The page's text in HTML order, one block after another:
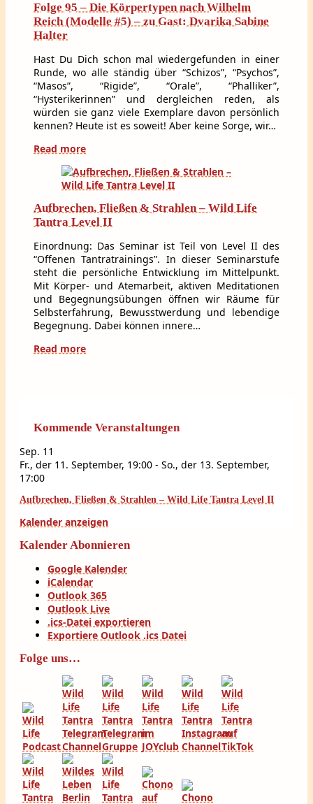
Folge 95 – Die Körpertypen nach Wilhelm
Reich (Modelle #5) – zu Gast: Dvarika Sabine
Halter
Hast Du Dich schon mal wiedergefunden in einer
Runde, wo alle ständig über “Schizos”, “Psychos”,
“Masos”, “Rigide”, “Orale”, “Phalliker”,
“Hysterikerinnen” und dergleichen reden, als
würden sie ganz viele Exemplare davon persönlich
kennen? Heute ist es soweit! Aber keine Sorge, wir…
Read more
Aufbrechen, Fließen & Strahlen – Wild Life
Tantra Level II
Einordnung: Das Seminar ist Teil von Level II des
“Offenen Tantratrainings”. In dieser Seminarstufe
steht die persönliche Entwicklung im Mittelpunkt.
Mit Körper- und Atemarbeit, aktiven Meditationen
und Begegnungsübungen öffnen wir Räume für
Selbsterfahrung, Bewusstwerdung und lebendige
Begegnung. Dabei können innere…
Read more
Kommende Veranstaltungen
Sep. 11
Fr., der 11. September, 19:00 - So., der 13. September,
17:00
Aufbrechen, Fließen & Strahlen – Wild Life Tantra Level II
Kalender anzeigen
Kalender Abonnieren
Google Kalender
iCalendar
Outlook 365
Outlook Live
.ics-Datei exportieren
Exportiere Outlook .ics Datei
Folge uns…